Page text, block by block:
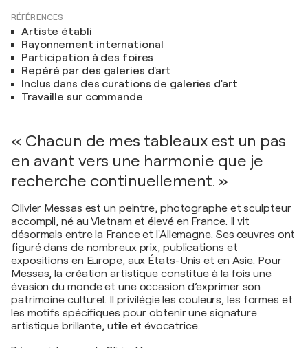
RÉFÉRENCES
Artiste établi
Rayonnement international
Participation à des foires
Repéré par des galeries d'art
Inclus dans des curations de galeries d'art
Travaille sur commande
« Chacun de mes tableaux est un pas
en avant vers une harmonie que je
recherche continuellement. »
Olivier Messas est un peintre, photographe et sculpteur
accompli, né au Vietnam et élevé en France. Il vit
désormais entre la France et l'Allemagne. Ses œuvres ont
figuré dans de nombreux prix, publications et
expositions en Europe, aux États-Unis et en Asie. Pour
Messas, la création artistique constitue à la fois une
évasion du monde et une occasion d’exprimer son
patrimoine culturel. Il privilégie les couleurs, les formes et
les motifs spécifiques pour obtenir une signature
artistique brillante, utile et évocatrice.